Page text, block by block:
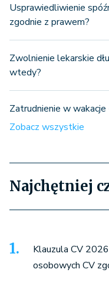
Usprawiedliwienie
zgodnie z prawem?
Zwolnienie lekarskie
wtedy?
Zatrudnienie w
Zobacz wszystkie
Najchętniej
Klauzula CV
osobowych CV